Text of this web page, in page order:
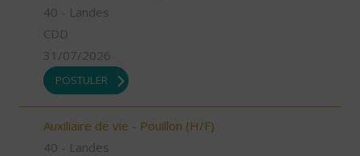
40 - Landes
CDD
31/07/2026
POSTULER
Auxiliaire de vie - Pouillon (H/F)
40 - Landes